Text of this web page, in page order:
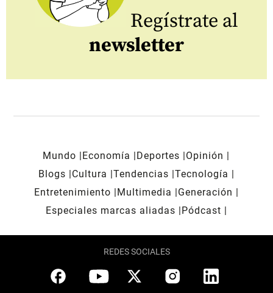
Regístrate al
newsletter
Mundo Economía Deportes
Opinión
Blogs
Cultura Tendencias Tecnología
Entretenimiento
Multimedia
Generación
Especiales marcas aliadas
Pódcast
REDES SOCIALES